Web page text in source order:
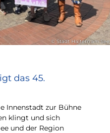
© Stadt Haltern am See
das 45.
Innenstadt zur Bühne
klingt und sich
und der Region